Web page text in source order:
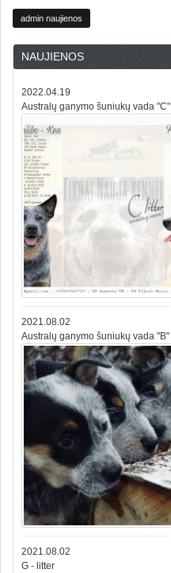
admin naujienos
NAUJIENOS
2022.04.19
Australų ganymo šuniukų vada "C"
2021.08.02
Australų ganymo šuniukų vada "B"
2021.08.02
G - litter